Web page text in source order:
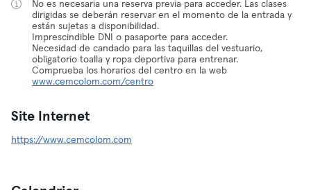
No es necesaria una reserva previa para acceder. Las clases
dirigidas se deberán reservar en el momento de la entrada y
están sujetas a disponibilidad.
Imprescindible DNI o pasaporte para acceder.
Necesidad de candado para las taquillas del vestuario,
obligatorio toalla y ropa deportiva para entrenar.
Comprueba los horarios del centro en la web
www.cemcolom.com/centro
Site Internet
https://www.cemcolom.com